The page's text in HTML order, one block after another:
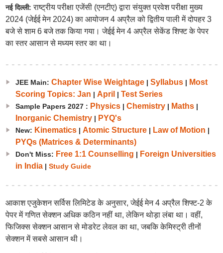
नई दिल्ली: राष्ट्रीय परीक्षा एजेंसी (एनटीए) द्वारा संयुक्त प्रवेश परीक्षा मुख्य
2024 (जेईई मेन 2024) का आयोजन 4 अप्रैल को द्वितीय पाली में दोपहर 3
बजे से शाम 6 बजे तक किया गया। जेईई मेन 4 अप्रैल सेकेंड शिफ्ट के पेपर
का स्तर आसान से मध्यम स्तर का था।
JEE Main: Chapter Wise Weightage| Syllabus| Most
Scoring Topics: Jan | April | Test Series
Sample Papers 2027 : Physics| Chemistry| Maths|
Inorganic Chemistry| PYQ's
New: Kinematics| Atomic Structure| Law of Motion |
PYQs (Matrices & Determinants)
Don't Miss: Free 1:1 Counselling | Foreign Universities
in India| Study Guide
आकाश एजुकेशन सर्विस लिमिटेड के अनुसार, जेईई मेन 4 अप्रैल शिफ्ट-2 के
पेपर में गणित सेक्शन अधिक कठिन नहीं था, लेकिन थोड़ा लंबा था। वहीं,
फिजिक्स सेक्शन आसान से मोडरेट लेवल का था, जबकि केमिस्ट्री तीनों
सेक्शन में सबसे आसान थी।